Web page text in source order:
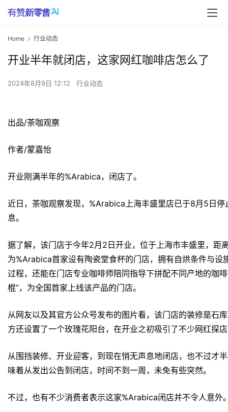
Home 行业动态
开业半年就闭店，这家网红咖啡店怎么了
2024年8月9日 12:12 行业动态
出品/茶咖观察
作者/蒙嘉怡
开业刚满半年的%Arabica，闭店了。
近日，茶咖观察发现，%Arabica上海丰盛里店已于8月5日
息。
据了解，该门店于今年2月2日开业，位于上海市丰盛里，距
为%Arabica首家设有陶瓷堂食杯的门店，拥有自烘条件与
过程，还能在门店专业咖啡师陪同指导下拼配不同产地的咖
棍”，为全国首家上线该产品的门店。
从网友以及其官方公众号发布的图片看，该门店的装修是石
方还设置了一个玫瑰花阳台，在开业之初吸引了不少网红探
从围挡装修、开业迎客，到现在悄无声息地闭店，也不过才
味着从发出公告到闭店，时间不到一周，未免有些突然。
不过，也有不少消费者表示这家%Arabica闭店并不令人意外